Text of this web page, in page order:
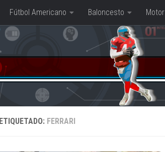
Fútbol Americano Baloncesto Motor
ETIQUETADO: FERRARI